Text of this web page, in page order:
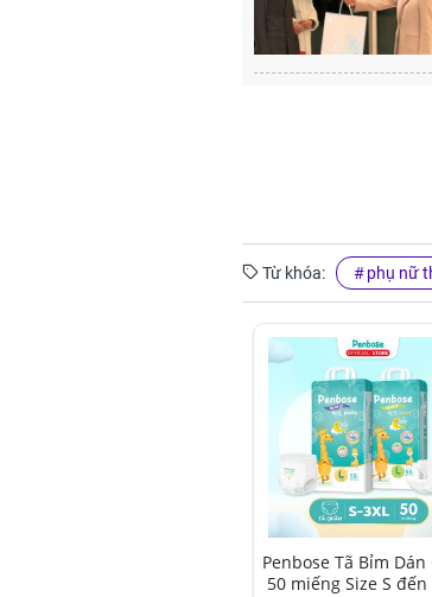
Từ khóa: phụ nữ
Penbose Tã Bỉm Dán
50 miếng Size S đến